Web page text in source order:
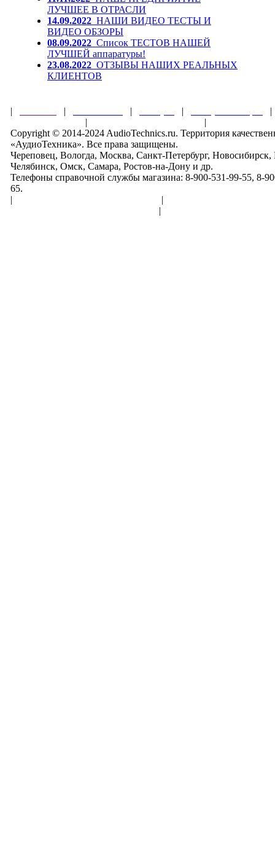
ЛУЧШЕЕ В ОТРАСЛИ
14.09.2022 НАШИ ВИДЕО ТЕСТЫ И
ВИДЕО ОБЗОРЫ
08.09.2022 Список ТЕСТОВ НАШЕЙ
ЛУЧШЕЙ аппаратуры!
23.08.2022 ОТЗЫВЫ НАШИХ РЕАЛЬНЫХ
КЛИЕНТОВ
| | | |
|
|
Copyright © 2014-2024 AudioTechnics.ru. Территория
«АудиоТехника». Все права защищены.
Череповец, Вологда, Москва, Санкт-Петербург,
Челябинск, Омск, Самара, Ростов-на-Дону и др.
Телефоны справочной службы магазина: 8-900-531-99-55, 8-
65.
|
|
|